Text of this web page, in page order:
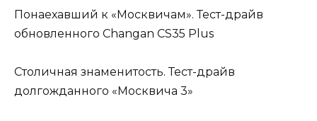
Понаехавший к «Москвичам». Тест-драйв
обновленного Changan CS35 Plus
Столичная знаменитость. Тест-драйв
долгожданного «Москвича 3»